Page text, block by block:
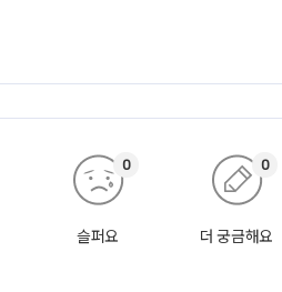
슬퍼요
0
더 궁금해요
0